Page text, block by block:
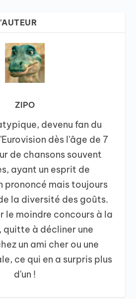
ZIPO
devenu fan du
dès l'âge de 7
de chansons souvent
ayant un esprit de
mais toujours
la diversité des goûts.
le moindre concours à la
quitte à décliner une
un ami cher ou une
ce qui en a surpris plus
d'un !